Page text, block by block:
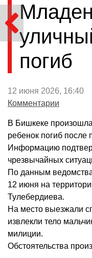
погиб
12 июня 2026,
Комментарии
В Бишкеке
ребенок погиб после
Информацию
чрезвычайных
По данным
12 июня на
Тулебердиева.
На место выезжали
извлекли тело
милиции.
Обстоятельства